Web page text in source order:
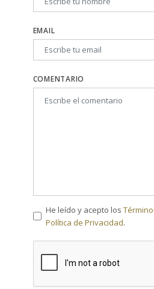
EMAIL
COMENTARIO
He leído y acepto los
Política de Privacidad.